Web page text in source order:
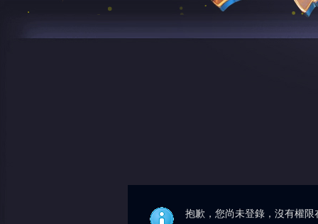
抱歉，您尚未登錄，沒有權限